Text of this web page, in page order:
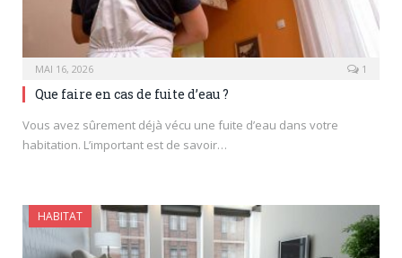
MAI 16, 2026 1
Que faire en cas de fuite d’eau ?
Vous avez sûrement déjà vécu une fuite d’eau dans votre
habitation. L’important est de savoir…
HABITAT